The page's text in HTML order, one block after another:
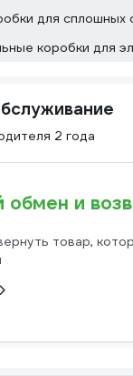
для сплошных
2 года
обмен и
товар,